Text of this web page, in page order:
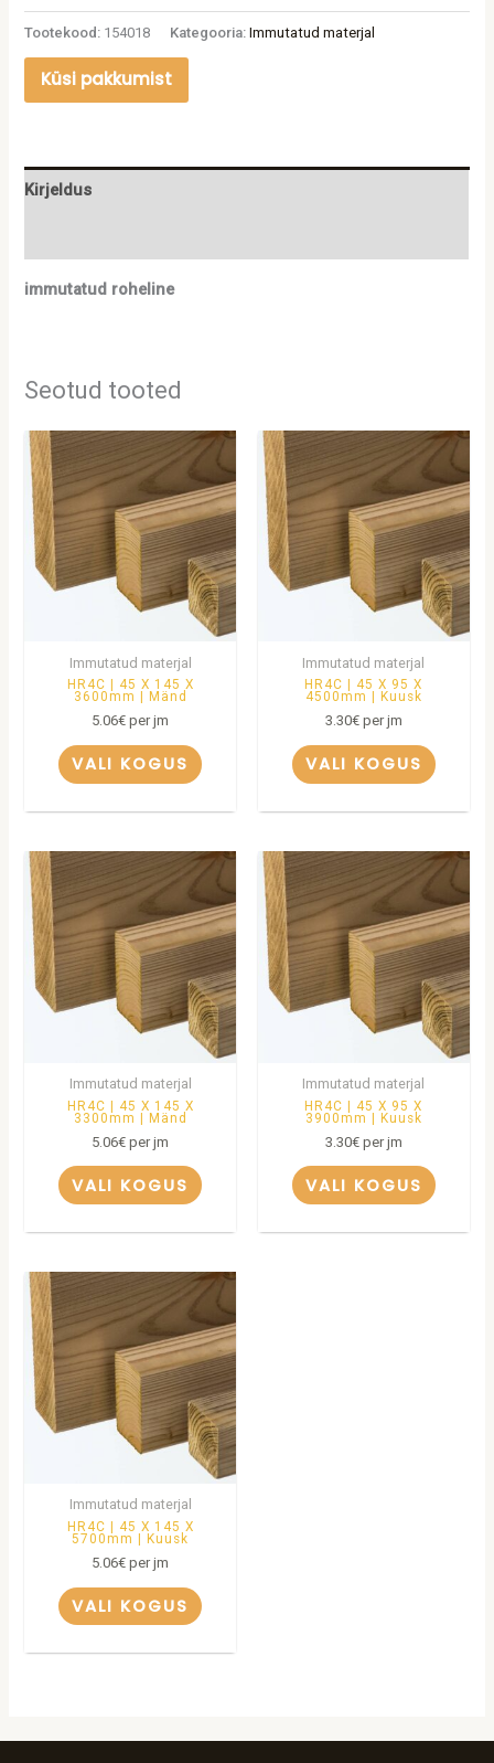
Tootekood: 154018 Kategooria:Immutatud materjal
Küsi pakkumist
Kirjeldus
immutatud roheline
Seotud tooted
Immutatud materjal
HR4C | 45 X 145 X
3600mm | Mänd
5.06€ per jm
VALI KOGUS
Immutatud materjal
HR4C | 45 X 95 X
4500mm | Kuusk
3.30€per jm
VALI KOGUS
Immutatud materjal
HR4C | 45 X 145 X
3300mm | Mänd
5.06€ per jm
VALI KOGUS
Immutatud materjal
HR4C | 45 X 95 X
3900mm | Kuusk
3.30€per jm
VALI KOGUS
Immutatud materjal
HR4C | 45 X 145 X
5700mm | Kuusk
5.06€ per jm
VALI KOGUS